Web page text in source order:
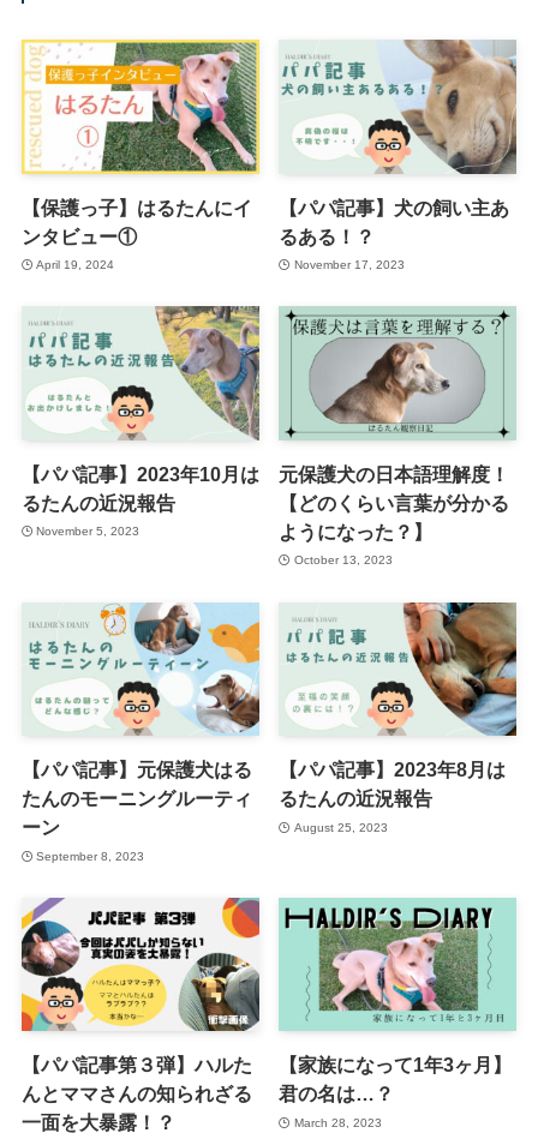
【保護っ子】はるたんにイ
ンタビュー①
April 19, 2024
【パパ記事】犬の飼い主あ
るある！？
November 17, 2023
【パパ記事】2023年10月は
るたんの近況報告
November 5, 2023
元保護犬の日本語理解度！
【どのくらい言葉が分かる
ようになった？】
October 13, 2023
【パパ記事】元保護犬はる
たんのモーニングルーティ
ーン
September 8, 2023
【パパ記事】2023年8月は
るたんの近況報告
August 25, 2023
【パパ記事第３弾】ハルた
んとママさんの知られざる
一面を大暴露！？
【家族になって1年3ヶ月】
君の名は…？
March 28, 2023